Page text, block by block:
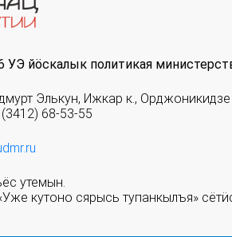
УЭ йöскалык политикая
Элькун, Ижкар к., Орджоникидзе
68-53-55
утемын.
кутоно сярысь тупанкылъя»